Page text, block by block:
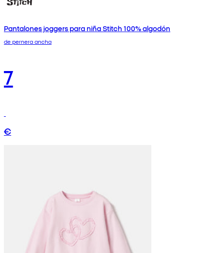
Pantalones joggers para niña Stitch 100% algodón
de pernera ancha
7
€